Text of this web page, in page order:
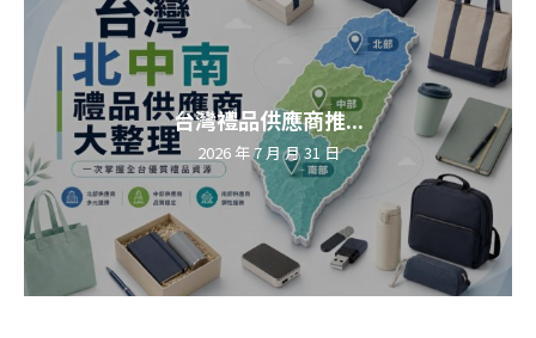
台灣禮品供應商推...
2026 年 7 月 月 31 日